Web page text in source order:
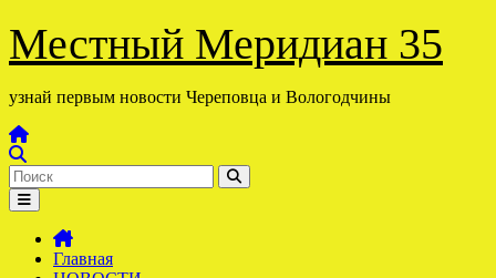
Перейти
содержимому
Местный Меридиан 35
узнай первым новости Череповца и Вологодчины
Главная